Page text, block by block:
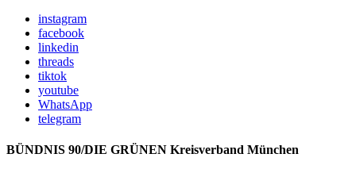
instagram
facebook
linkedin
threads
tiktok
youtube
WhatsApp
telegram
BÜNDNIS 90/DIE GRÜNEN Kreisverband München